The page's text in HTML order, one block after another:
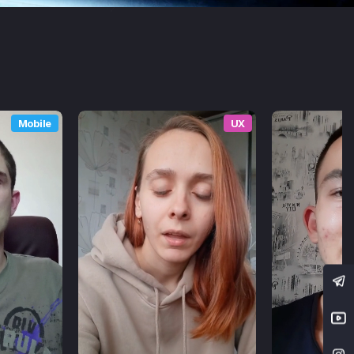
Mobile UX